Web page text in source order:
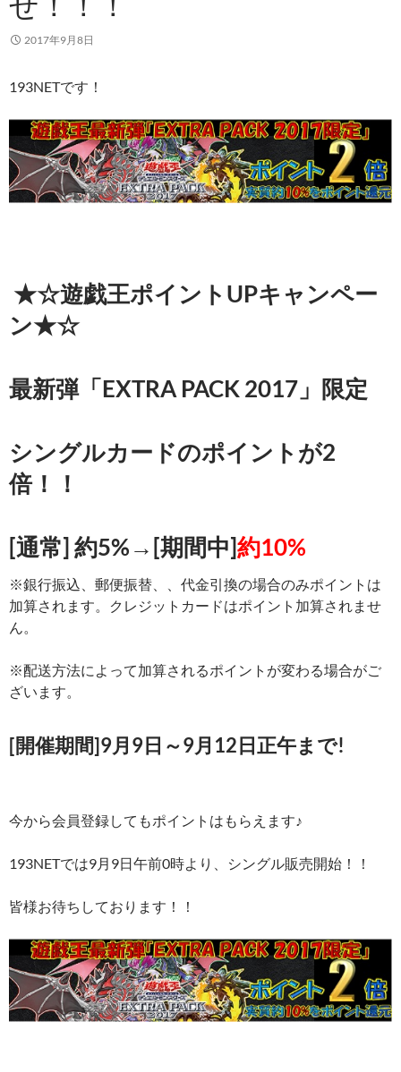
2017年9月8日
193NETです！
★☆遊戯王ポイントUPキャンペー
ン★☆
最新弾「EXTRA PACK 2017」限定
シングルカードのポイントが2
倍！！
[通常] 約5%→[期間中]約10%
※銀行振込、郵便振替、、代金引換の場合のみポイントは
加算されます。クレジットカードはポイント加算されませ
ん。
※配送方法によって加算されるポイントが変わる場合がご
ざいます。
[開催期間]9月9日～9月12日正午まで!
今から会員登録してもポイントはもらえます♪
193NETでは9月9日午前0時より、シングル販売開始！！
皆様お待ちしております！！